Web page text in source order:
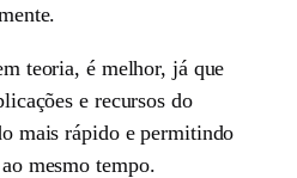
teoria, é melhor, já que
e recursos do
mais rápido e permitindo
mesmo tempo.